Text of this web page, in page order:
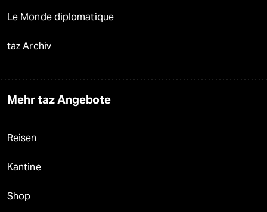
Le Monde diplomatique
taz Archiv
Mehr taz Angebote
Reisen
Kantine
Shop